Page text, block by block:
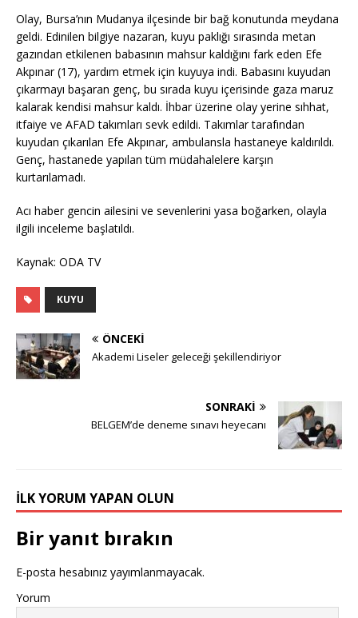
Olay, Bursa’nın Mudanya ilçesinde bir bağ konutunda meydana
geldi. Edinilen bilgiye nazaran, kuyu paklığı sırasında metan
gazından etkilenen babasının mahsur kaldığını fark eden Efe
Akpınar (17), yardım etmek için kuyuya indi. Babasını kuyudan
çıkarmayı başaran genç, bu sırada kuyu içerisinde gaza maruz
kalarak kendisi mahsur kaldı. İhbar üzerine olay yerine sıhhat,
itfaiye ve AFAD takımları sevk edildi. Takımlar tarafından
kuyudan çıkarılan Efe Akpınar, ambulansla hastaneye kaldırıldı.
Genç, hastanede yapılan tüm müdahalelere karşın
kurtarılamadı.
Acı haber gencin ailesini ve sevenlerini yasa boğarken, olayla
ilgili inceleme başlatıldı.
Kaynak: ODA TV
KUYU
ÖNCEKI
Akademi Liseler geleceği şekillendiriyor
SONRAKI
BELGEM’de deneme sınavı heyecanı
İLK YORUM YAPAN OLUN
Bir yanıt bırakın
E-posta hesabınız yayımlanmayacak.
Yorum